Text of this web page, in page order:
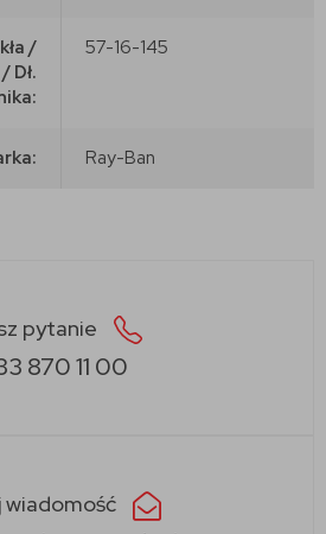
/
Dł.
57-16-145
Ray-Ban
pytanie
870 11 00
wiadomość